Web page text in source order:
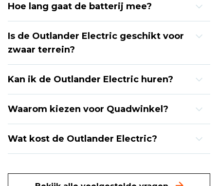
Hoe lang gaat de batterij mee?
Is de Outlander Electric geschikt voor
zwaar terrein?
Kan ik de Outlander Electric huren?
Waarom kiezen voor Quadwinkel?
Wat kost de Outlander Electric?